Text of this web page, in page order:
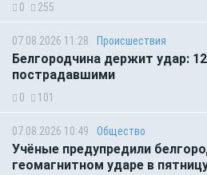
0 255
07.08.2026 11:28 Происшествия
Белгородчина держит удар:
пострадавшими
0 101
07.08.2026 10:49 Общество
Учёные предупредили
геомагнитном ударе в